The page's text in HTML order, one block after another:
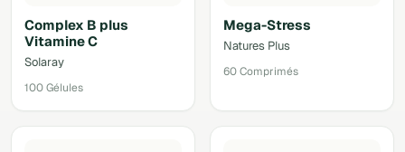
Complex B plus
Vitamine C
Solaray
100 Gélules
Mega-Stress
Natures Plus
60 Comprimés